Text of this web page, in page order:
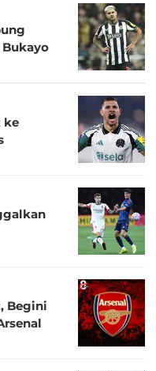
Bukayo
ke
Begini